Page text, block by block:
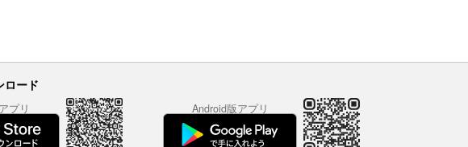
ロード
プリ Android版アプリ